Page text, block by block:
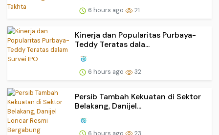
6 hours ago 21
Kinerja dan Popularitas Purbaya-
Teddy Teratas dala...
6 hours ago 32
Persib Tambah Kekuatan di Sektor
Belakang, Danijel...
6 hours ago 23